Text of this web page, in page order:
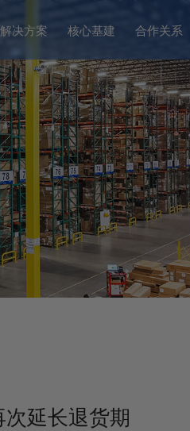
解决方案 核心基建 合作关系
次延长退货期